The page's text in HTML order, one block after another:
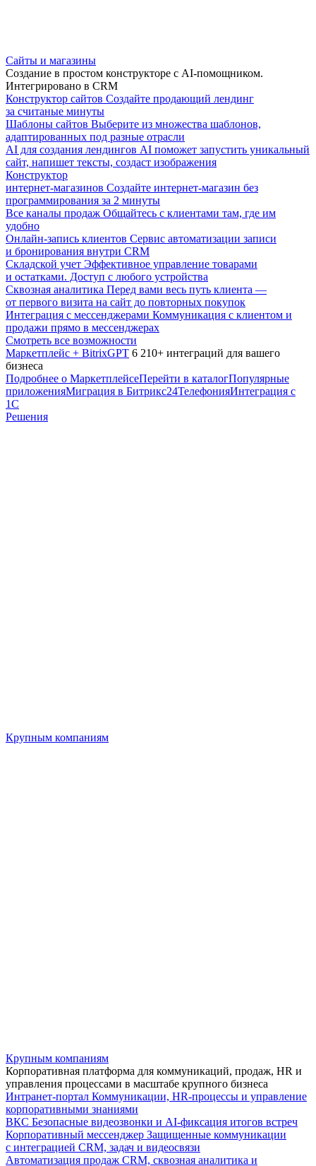
Сайты и магазины
Создание в простом конструкторе с AI-помощником.
Интегрировано в CRM
Конструктор сайтов Создайте продающий лендинг
за считаные минуты
Шаблоны сайтов Выберите из множества шаблонов,
адаптированных под разные отрасли
AI для создания лендингов AI поможет запустить уникальный
сайт, напишет тексты, создаст изображения
Конструктор
интернет-магазинов Создайте интернет-магазин без
программирования за 2 минуты
Все каналы продаж Общайтесь с клиентами там, где им
удобно
Онлайн-запись клиентов Сервис автоматизации записи
и бронирования внутри CRM
Складской учет Эффективное управление товарами
и остатками. Доступ с любого устройства
Сквозная аналитика Перед вами весь путь клиента —
от первого визита на сайт до повторных покупок
Интеграция с мессенджерами Коммуникация с клиентом и
продажи прямо в мессенджерах
Смотреть все возможности
Маркетплейс + BitrixGPT 6 210+ интеграций для вашего
бизнеса
Подробнее о МаркетплейсеПерейти в каталогПопулярные
приложенияМиграция в Битрикс24ТелефонияИнтеграция с
1С
Решения
Крупным компаниям
Крупным компаниям
Корпоративная платформа для коммуникаций, продаж, HR и
управления процессами в масштабе крупного бизнеса
Интранет-портал Коммуникации, HR-процессы и управление
корпоративными знаниями
ВКС Безопасные видеозвонки и AI-фиксация итогов встреч
Корпоративный мессенджер Защищенные коммуникации
с интеграцией CRM, задач и видеосвязи
Автоматизация продаж CRM, сквозная аналитика и